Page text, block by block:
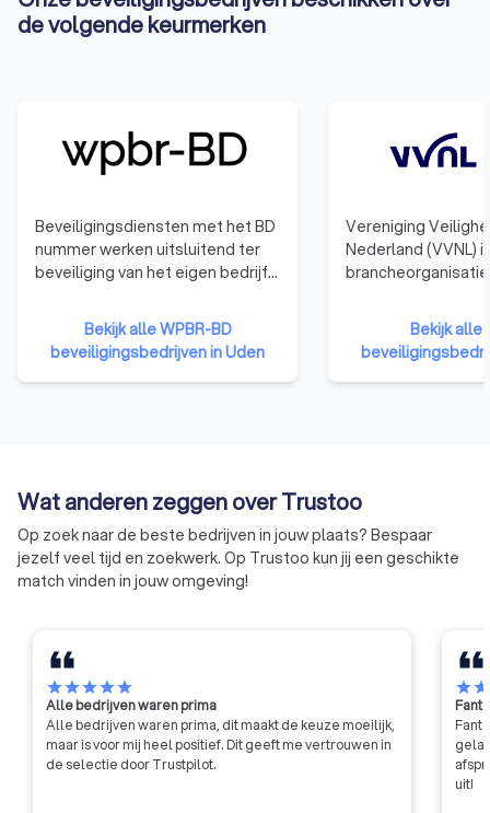
de volgende keurmerken
Beveiligingsdiensten met het BD
nummer werken uitsluitend ter
beveiliging van het eigen bedrijf.
klanten.
Bekijk alle WPBR-BD
beveiligingsbedrijven in Uden
Vereniging
Nederland (VVNL)
bekend als VBe
scala aan diensten
dienstverlening.
verspreid over
benadrukt VVNL
van gelijkheid,
Bekijk alle
Wat anderen zeggen over Trustoo
Op zoek naar de beste bedrijven in jouw plaats? Bespaar
jezelf veel tijd en zoekwerk. Op Trustoo kun jij een geschikte
match vinden in jouw omgeving!
starstarstarstarstar
Alle bedrijven waren prima
Alle bedrijven waren prima, dit maakt de keuze moeilijk,
maar is voor mij heel positief. Dit geeft me vertrouwen in
de selectie door Trustpilot.
starstar
uit!